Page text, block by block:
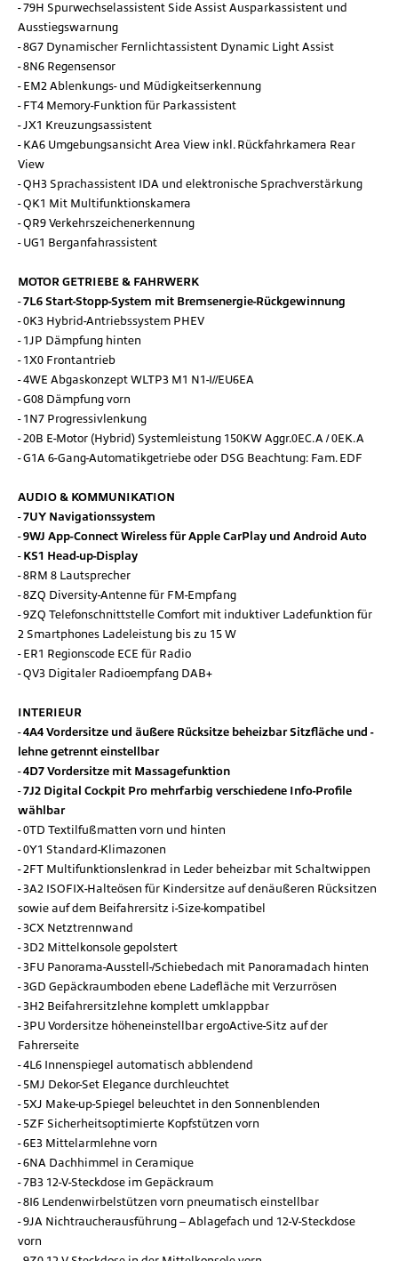
79H Spurwechselassistent Side Assist Ausparkassistent und
Ausstiegswarnung
8G7 Dynamischer Fernlichtassistent Dynamic Light Assist
8N6 Regensensor
EM2 Ablenkungs- und Müdigkeitserkennung
FT4 Memory-Funktion für Parkassistent
JX1 Kreuzungsassistent
KA6 Umgebungsansicht Area View inkl. Rückfahrkamera Rear
View
QH3 Sprachassistent IDA und elektronische Sprachverstärkung
QK1 Mit Multifunktionskamera
QR9 Verkehrszeichenerkennung
UG1 Berganfahrassistent
MOTOR GETRIEBE & FAHRWERK
7L6 Start-Stopp-System mit Bremsenergie-Rückgewinnung
0K3 Hybrid-Antriebssystem PHEV
1JP Dämpfung hinten
1X0 Frontantrieb
4WE Abgaskonzept WLTP3 M1 N1-I//EU6EA
G08 Dämpfung vorn
1N7 Progressivlenkung
20B E-Motor (Hybrid) Systemleistung 150KW Aggr.0EC.A / 0EK.A
G1A 6-Gang-Automatikgetriebe oder DSG Beachtung: Fam. EDF
AUDIO & KOMMUNIKATION
7UY Navigationssystem
9WJ App-Connect Wireless für Apple CarPlay und Android Auto
KS1 Head-up-Display
8RM 8 Lautsprecher
8ZQ Diversity-Antenne für FM-Empfang
9ZQ Telefonschnittstelle Comfort mit induktiver Ladefunktion für
2 Smartphones Ladeleistung bis zu 15 W
ER1 Regionscode ECE für Radio
QV3 Digitaler Radioempfang DAB+
INTERIEUR
4A4 Vordersitze und äußere Rücksitze beheizbar Sitzfläche und -
lehne getrennt einstellbar
4D7 Vordersitze mit Massagefunktion
7J2 Digital Cockpit Pro mehrfarbig verschiedene Info-Profile
wählbar
0TD Textilfußmatten vorn und hinten
0Y1 Standard-Klimazonen
2FT Multifunktionslenkrad in Leder beheizbar mit Schaltwippen
3A2 ISOFIX-Halteösen für Kindersitze auf denäußeren Rücksitzen
sowie auf dem Beifahrersitz i-Size-kompatibel
3CX Netztrennwand
3D2 Mittelkonsole gepolstert
3FU Panorama-Ausstell-/Schiebedach mit Panoramadach hinten
3GD Gepäckraumboden ebene Ladefläche mit Verzurrösen
3H2 Beifahrersitzlehne komplett umklappbar
3PU Vordersitze höheneinstellbar ergoActive-Sitz auf der
Fahrerseite
4L6 Innenspiegel automatisch abblendend
5MJ Dekor-Set Elegance durchleuchtet
5XJ Make-up-Spiegel beleuchtet in den Sonnenblenden
5ZF Sicherheitsoptimierte Kopfstützen vorn
6E3 Mittelarmlehne vorn
6NA Dachhimmel in Ceramique
7B3 12-V-Steckdose im Gepäckraum
8I6 Lendenwirbelstützen vorn pneumatisch einstellbar
9JA Nichtraucherausführung – Ablagefach und 12-V-Steckdose
vorn